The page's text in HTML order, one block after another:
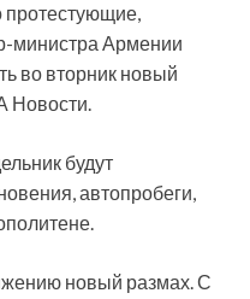
протестующие,
министра Армении
во вторник новый
Новости.
будут
автопробеги,
новый размах. С